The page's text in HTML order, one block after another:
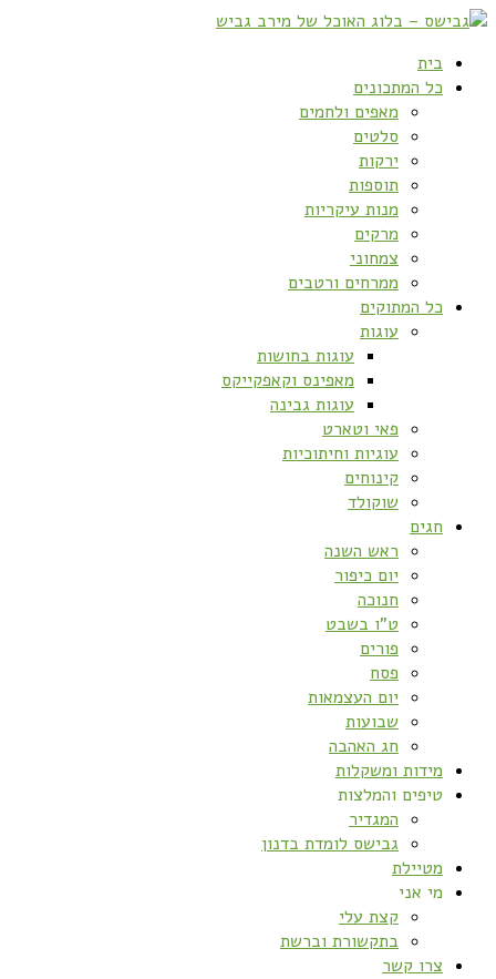
בית
כל המתכונים
מאפים ולחמים
סלטים
ירקות
תוספות
מנות עיקריות
מרקים
צמחוני
ממרחים ורטבים
כל המתוקים
עוגות
עוגות בחושות
מאפינס וקאפקייקס
עוגות גבינה
פאי וטארט
עוגיות וחיתוכיות
קינוחים
שוקולד
חגים
ראש השנה
יום כיפור
חנוכה
ט”ו בשבט
פורים
פסח
יום העצמאות
שבועות
חג האהבה
מידות ומשקלות
טיפים והמלצות
המגדיר
גבישס לומדת בדנון
מטיילת
מי אני
קצת עלי
בתקשורת וברשת
צרו קשר